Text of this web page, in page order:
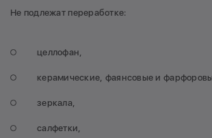
Не подлежат переработке:
целлофан,
керамические, фаянсовые и
зеркала,
салфетки,